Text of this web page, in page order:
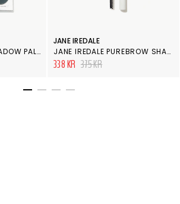
PUR ON POINT EYESHADOW PALETTE SATURDAY
JANE IREDALE
JANE IREDALE PUREBROW SHAPING PENCIL DARK BROWN
338 KR 375 KR